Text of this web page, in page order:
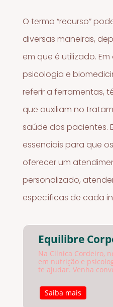
O termo “recurso”
diversas maneiras,
em que é utilizado.
psicologia e
referir a ferramentas,
que auxiliam no
saúde dos pacientes.
essenciais para que
oferecer um
personalizado,
específicas de cada
Equilibre
Na Clínica Cordeiro,
em nutrição e
te ajudar. Venha
Saiba mais